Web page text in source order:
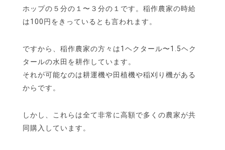
ホップの５分の１〜３分の１です。稲作農家の時給
は100円をきっているとも言われます。
ですから、稲作農家の方々は1ヘクタール〜1.5ヘク
タールの水田を耕作しています。
それが可能なのは耕運機や田植機や稲刈り機がある
からです。
しかし、これらは全て非常に高額で多くの農家が共
同購入しています。